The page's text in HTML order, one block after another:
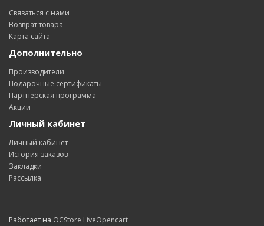
Связаться с нами
Возврат товара
Карта сайта
Дополнительно
Производители
Подарочные сертификаты
Партнёрская программа
Акции
Личный кабинет
Личный кабинет
История заказов
Закладки
Рассылка
Работает на OCStore LiveOpencart